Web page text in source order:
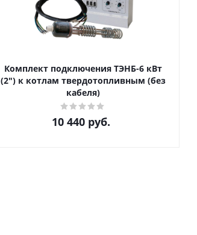
Комплект подключения ТЭНБ-6 кВт
(2") к котлам твердотопливным (без
кабеля)
10 440руб.